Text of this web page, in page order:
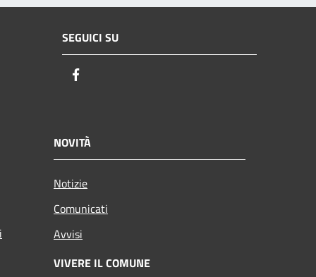
SEGUICI SU
NOVITÀ
Notizie
Comunicati
Avvisi
VIVERE IL COMUNE